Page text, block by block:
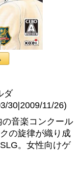
ダ
30|2009/11/26)
音楽コンクール
の旋律が織り成
。女性向けゲ